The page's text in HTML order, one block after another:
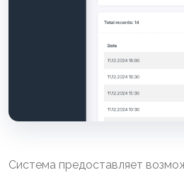
Система предоставляет